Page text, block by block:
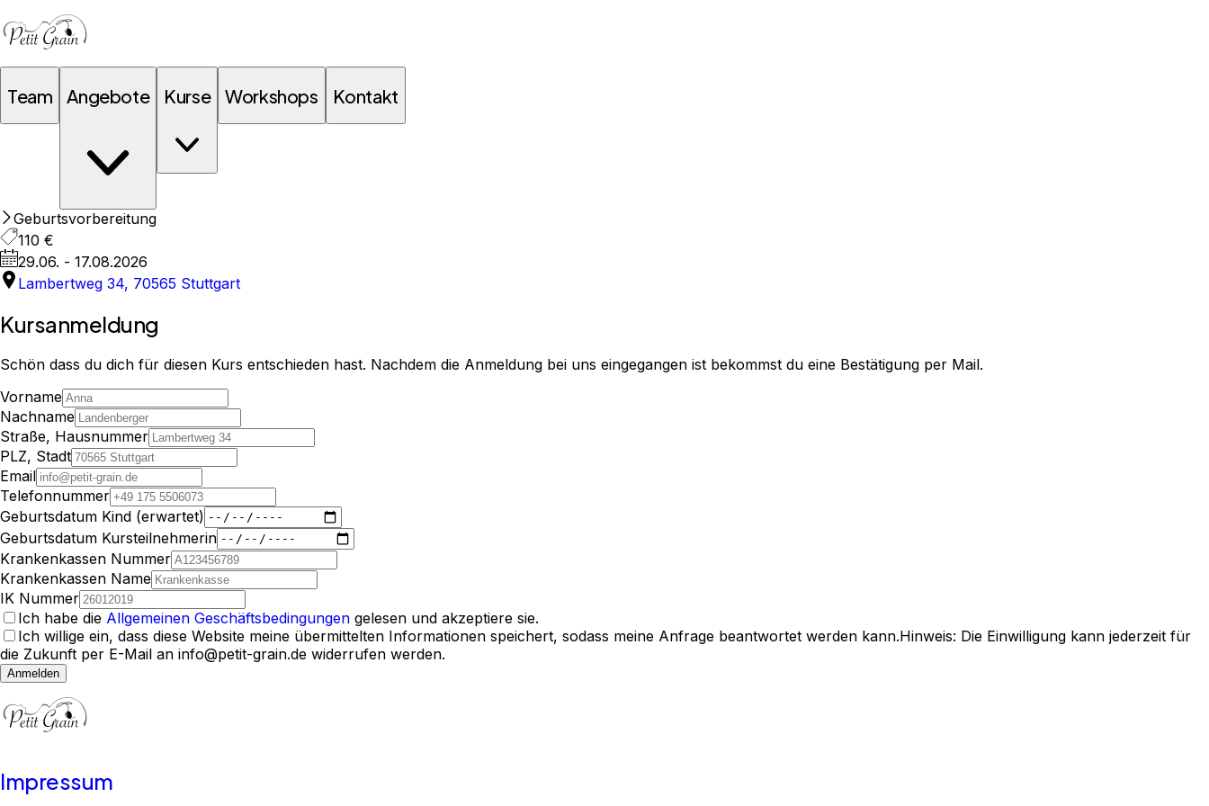
Team Angebote Kurse Workshops Kontakt
Geburtsvorbereitung
110 €
29.06. - 17.08.2026
Lambertweg 34, 70565 Stuttgart
Kursanmeldung
Schön dass du dich für diesen Kurs entschieden hast. Nachdem die Anmeldung bei uns eingegangen ist bekommst du eine Bestätigung per Mail.
Vorname
Nachname
Straße, Hausnummer
PLZ, Stadt
Email
Telefonnummer
Geburtsdatum Kind (erwartet)
Geburtsdatum Kursteilnehmerin
Krankenkassen Nummer
Krankenkassen Name
IK Nummer
Ich habe die Allgemeinen Geschäftsbedingungen gelesen und akzeptiere sie.
Ich willige ein, dass diese Website meine übermittelten Informationen speichert, sodass meine Anfrage beantwortet werden kann.Hinweis: Die Einwilligung kann jederzeit für
die Zukunft per E-Mail an info@petit-grain.de widerrufen werden.
Anmelden
Impressum